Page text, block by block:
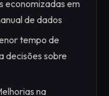
economizadas em
de dados
tempo de
decisões sobre
na